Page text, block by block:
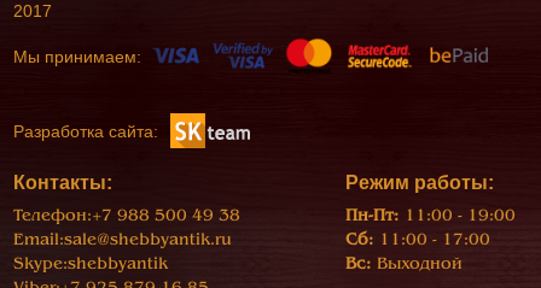
2017
Мы принимаем:
Разработка сайта:
Контакты:
Телефон:+7 988 500 49 38
Email:sale@shebbyantik.ru
Skype:shebbyantik
Режим работы:
Пн-Пт: 11:00 - 19:00
Сб: 11:00 - 17:00
Вс: Выходной